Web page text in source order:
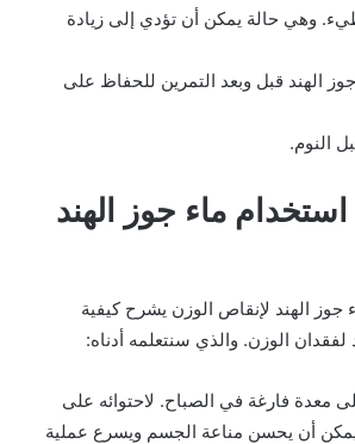
وهي حالة يمكن أن تؤدي إلى زيادة
الهند قبل وبعد التمرين للحفاظ على
النوم.
ماء جوز الهند
الهند لإنقاص الوزن يشرح كيفية
لفقدان الوزن. والذي سنتعلمه أدناه:
معدة فارغة في الصباح. لاحتوائه على
أن يحسن مناعة الجسم ويسرع عملية